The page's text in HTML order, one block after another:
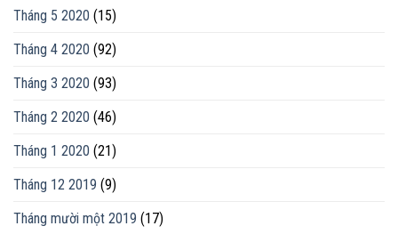
Tháng 5 2020 (15)
Tháng 4 2020 (92)
Tháng 3 2020 (93)
Tháng 2 2020 (46)
Tháng 1 2020 (21)
Tháng 12 2019 (9)
Tháng mười một 2019 (17)